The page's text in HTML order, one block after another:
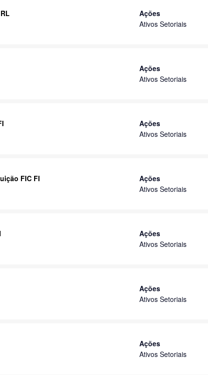
Ações
Ativos Setoriais
Ações
Ativos Setoriais
Ações
Ativos Setoriais
FIC FI
Ações
Ativos Setoriais
Ações
Ativos Setoriais
Ações
Ativos Setoriais
Ações
Ativos Setoriais